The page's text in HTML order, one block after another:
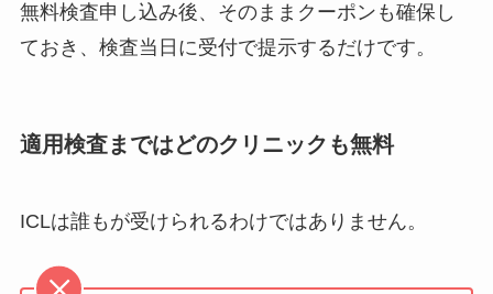
無料検査申し込み後、そのままクーポンも確保し
ておき、検査当日に受付で提示するだけです。
適用検査まではどのクリニックも無料
ICLは誰もが受けられるわけではありません。